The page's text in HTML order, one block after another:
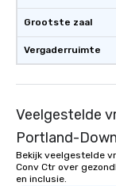
Grootste zaal
Vergaderruimte
Veelgestelde
Portland-
Bekijk veelgestelde
Conv Ctr over
en inclusie.